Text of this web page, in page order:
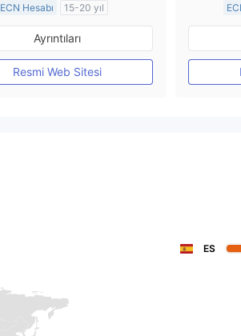
ECN Hesabı
15-20 yıl
Düzenleyici Ülke/Bölge: Avustralya
Pazar Yapıcılık (MM)
MT4 Tam Lisans
Ayrıntıları
Resmi Web Sitesi
ES